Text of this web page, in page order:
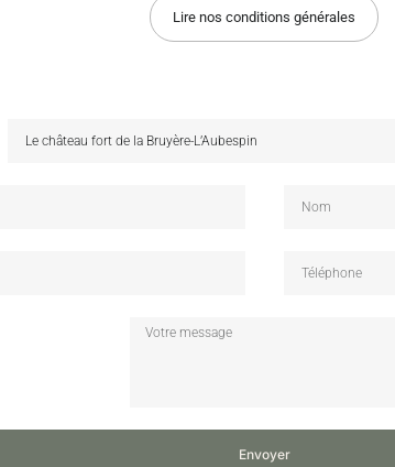
Lire nos conditions générales
Envoyer